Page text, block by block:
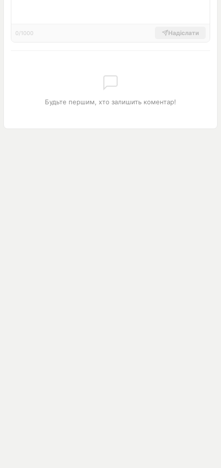
0/1000 Надіслати
Будьте першим, хто залишить коментар!